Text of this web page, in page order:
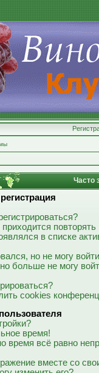
Часто
в списке
но не могу
больше не могу
cookies
время!
время всё равно
вместе со